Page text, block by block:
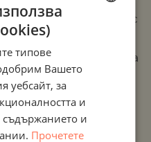
компания с
реализирани
Premier извършва
на предприемача и
предвидимост,
през целия
GERMAN
FRENCH
типове
Вашето
уебсайт, за
и
съдържанието и
Прочетете